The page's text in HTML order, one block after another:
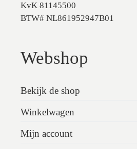
KvK 81145500
BTW# NL861952947B01
Webshop
Bekijk de shop
Winkelwagen
Mijn account